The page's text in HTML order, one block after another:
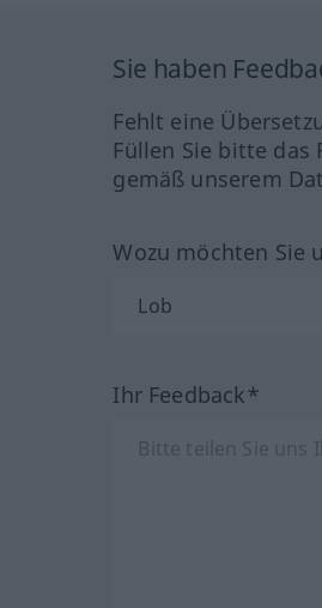
Sie haben
Fehlt eine
Füllen Sie bitte das
gemäß unserem
Wozu möchten Sie
Ihr Feedback*